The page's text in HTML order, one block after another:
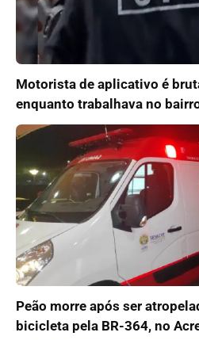
Motorista de aplicativo é
enquanto trabalhava no
Peão morre após ser
bicicleta pela BR-364, no